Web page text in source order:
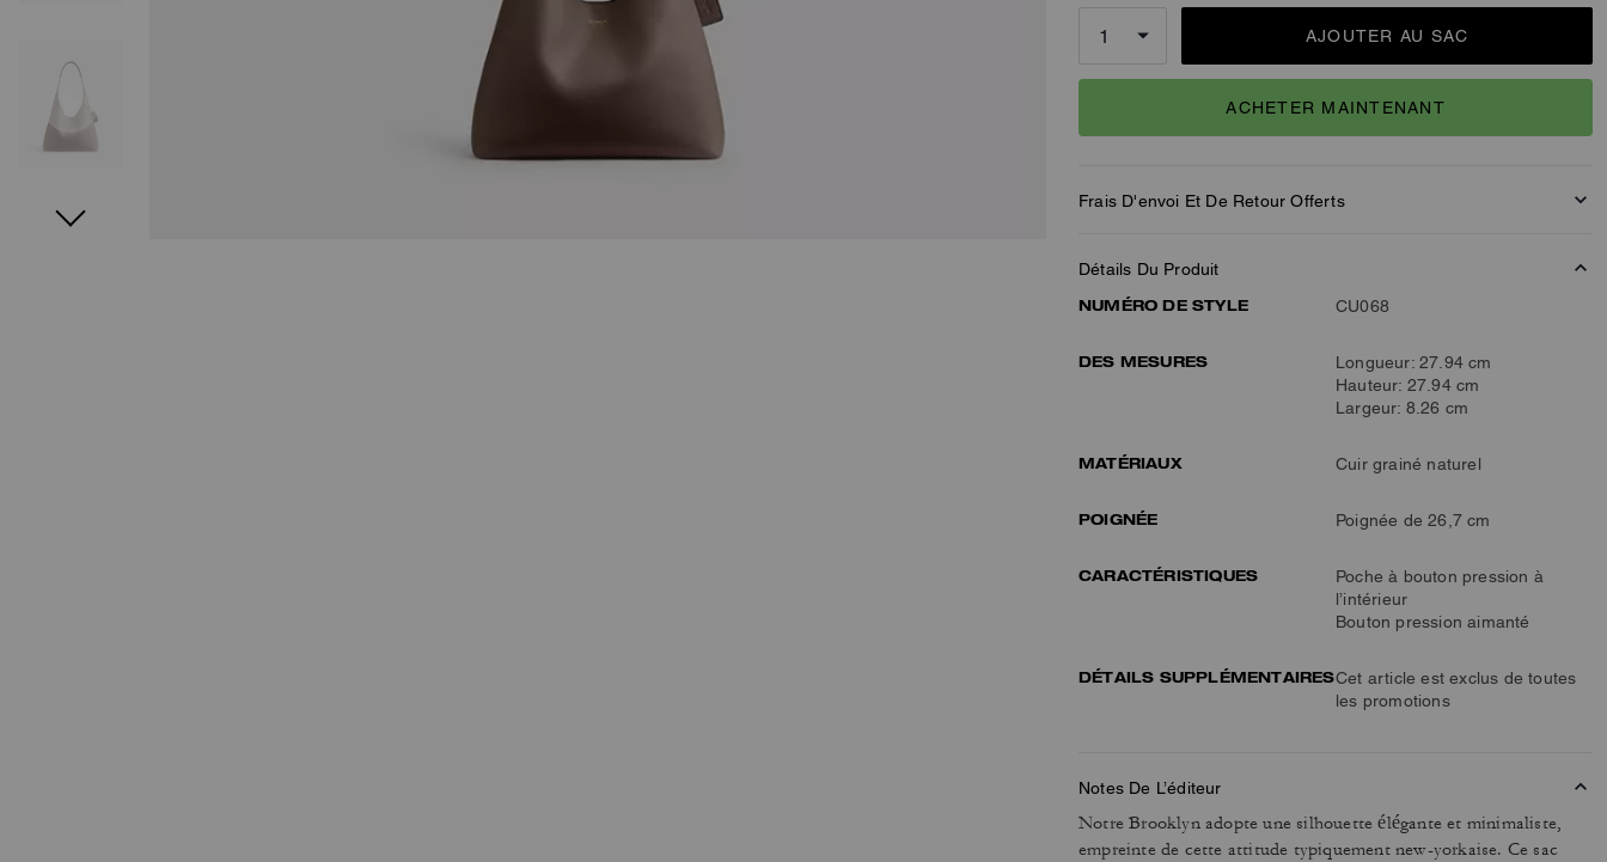
AJOUTER AU SAC
ACHETER MAINTENANT
Frais D'envoi Et De Retour Offerts
Détails Du Produit
NUMÉRO DE STYLE
CU068
DES MESURES
Longueur: 27.94 cm
Hauteur: 27.94 cm
Largeur: 8.26 cm
MATÉRIAUX Cuir grainé naturel
POIGNÉE Poignée de 26,7 cm
CARACTÉRISTIQUES
Poche à bouton pression à
l’intérieur
Bouton pression aimanté
DÉTAILS SUPPLÉMENTAIRESCet article est exclus de toutes
les promotions
Notes De L’éditeur
Notre Brooklyn adopte une silhouette élégante et minimaliste,
empreinte de cette attitude typiquement new-yorkaise. Ce sac